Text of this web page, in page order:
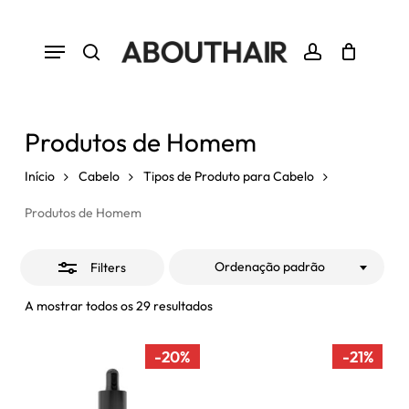
search account
Menu Cart Close
Cart
Produtos de Homem
Início Cabelo Tipos de Produto para Cabelo
Produtos de Homem
Filters
A mostrar todos os 29 resultados
Ordenação padrão
Filters
-20% -21%